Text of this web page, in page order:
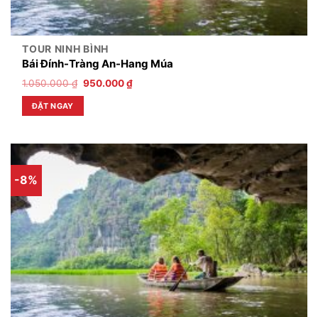
TOUR NINH BÌNH
Bái Đính-Tràng An-Hang Múa
1.050.000₫ 950.000₫
ĐẶT NGAY
-8%